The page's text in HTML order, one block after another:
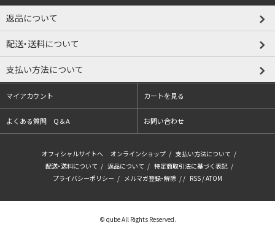
返品について
配送・送料について
支払い方法について
マイアカウント カートを見る
よくある質問 Q＆A お問い合わせ
オフィシャルサイトへ オンラインショップ / 支払い方法について /
配送・送料について / 返品について / 特定商取引法に基づく表記 /
プライバシーポリシー / メルマガ登録・解除 / / RSS /ATOM
© qube All Rights Reserved.